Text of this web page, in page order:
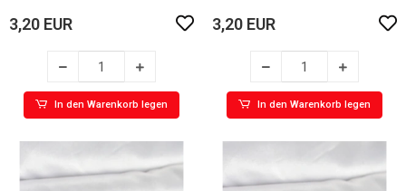
3,20 EUR
In den Warenkorb legen
3,20 EUR
In den Warenkorb legen